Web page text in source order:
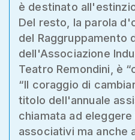
è destinato
Del resto, la parola
del Raggruppamento
dell'Associazione
Teatro Remondini, è
“Il coraggio di
titolo dell'annuale
chiamata ad
associativi ma anche